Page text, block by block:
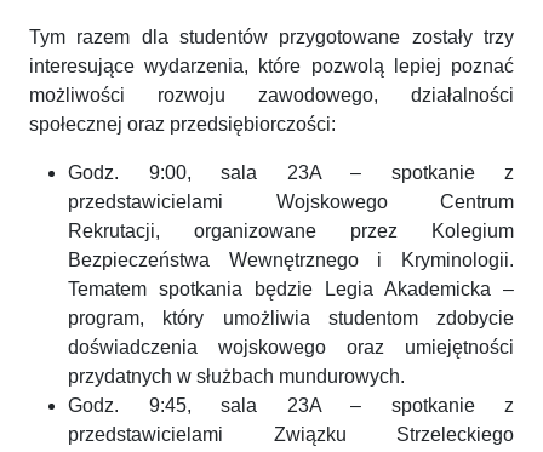
Tym razem dla studentów przygotowane zostały trzy
interesujące wydarzenia, które pozwolą lepiej poznać
możliwości rozwoju zawodowego, działalności
społecznej oraz przedsiębiorczości:
Godz. 9:00, sala 23A – spotkanie z
przedstawicielami Wojskowego Centrum
Rekrutacji, organizowane przez Kolegium
Bezpieczeństwa Wewnętrznego i Kryminologii.
Tematem spotkania będzie Legia Akademicka –
program, który umożliwia studentom zdobycie
doświadczenia wojskowego oraz umiejętności
przydatnych w służbach mundurowych.
Godz. 9:45, sala 23A – spotkanie z
przedstawicielami Związku Strzeleckiego